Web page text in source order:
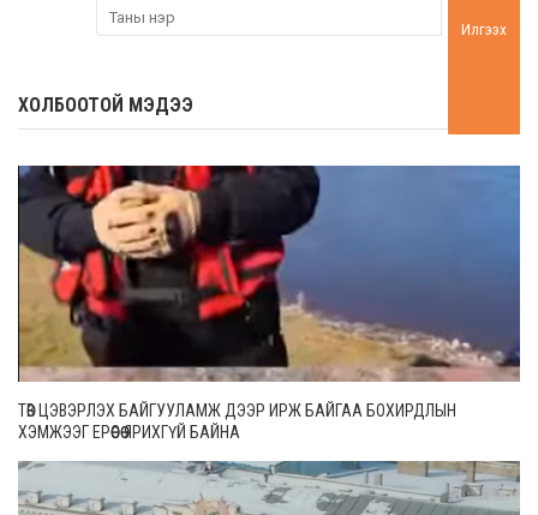
Илгээх
ХОЛБООТОЙ МЭДЭЭ
ТӨВ ЦЭВЭРЛЭХ БАЙГУУЛАМЖ ДЭЭР ИРЖ БАЙГАА БОХИРДЛЫН
ХЭМЖЭЭГ ЕРӨӨСӨӨ ЯРИХГҮЙ БАЙНА